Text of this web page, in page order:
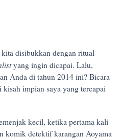
disibukkan dengan ritual
yang ingin dicapai. Lalu,
Anda di tahun 2014 ini? Bicara
impian saya yang tercapai
kecil, ketika pertama kali
komik detektif karangan Aoyama